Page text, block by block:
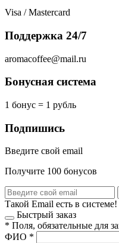
Visa / Mastercard
Поддержка 24/7
aromacoffee@mail.ru
Бонусная система
1 бонус = 1 рубль
Подпишись
Введите свой email
Получите 100 бонусов
Такой Email есть в системе!
Быстрый заказ
* Поля, обязательные для
ФИО *